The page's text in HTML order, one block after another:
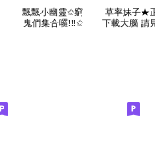
飄飄小幽靈✩窮
鬼們集合囉!!!✩
草率妹子★
下載大腦 請